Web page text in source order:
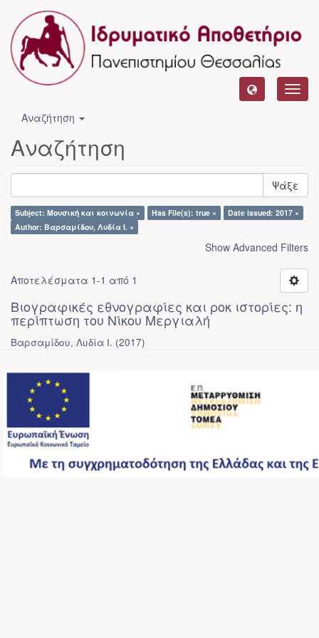
Αναζήτηση
Αναζήτηση
Ψάξε
Subject: Μουσική και κοινωνία × Has File(s): true ×
Date issued: 2017 ×
Author: Βαρσαμίδου, Λυδία Ι. ×
Show Advanced Filters
Αποτελέσματα 1-1 από 1
Βιογραφικές εθνογραφίες και ροκ ιστορίες: η
περίπτωση του Νίκου Μεργιαλή
Βαρσαμίδου, Λυδία Ι. (2017)